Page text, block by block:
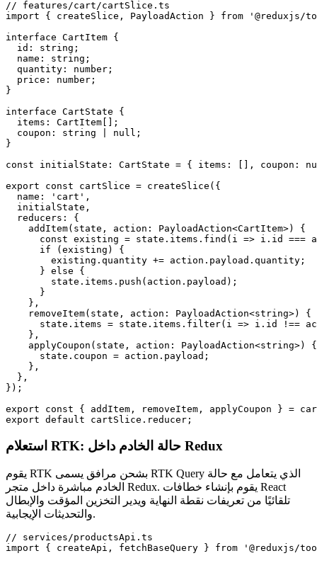
// features/cart/cartSlice.ts
import { createSlice, PayloadAction } from
interface CartItem {
  id: string;
  name: string;
  quantity: number;
  price: number;
}
interface CartState {
  items: CartItem[];
  coupon: string | null;
}
const initialState: CartState = { items: [], coupon:
export const cartSlice = createSlice({
  name: 'cart',
  initialState,
  reducers: {
    addItem(state, action: PayloadAction<CartItem>) {
const existing = state.items.find(i => i.id ===
      if (existing) {
        existing.quantity += action.payload.quantity;
      } else {
        state.items.push(action.payload);
      }
    },
    removeItem(state, action: PayloadAction<string>) {
state.items = state.items.filter(i => i.id !==
    },
    applyCoupon(state, action: PayloadAction<string>) {
      state.coupon = action.payload;
    },
  },
});
export const { addItem, removeItem, applyCoupon } =
export default cartSlice.reducer;
استعلام RTK: حالة الخادم داخل Redux
يقوم RTK بشحن مرافق يسمى RTK Query الذي يتعامل مع حالة
الخادم مباشرة داخل متجر Redux. يقوم بإنشاء خطافات React
تلقائيًا من تعريفات نقطة النهاية ويدير التخزين المؤقت والإبطال
والتحديثات الإيجابية.
// services/productsApi.ts
import { createApi, fetchBaseQuery } from '@reduxjs/